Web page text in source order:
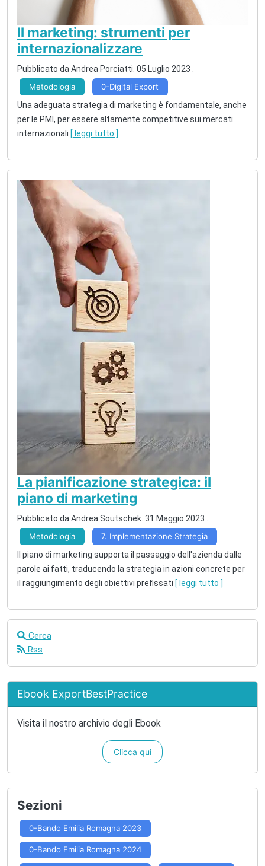
Il marketing: strumenti per
internazionalizzare
Pubblicato da Andrea Porciatti 05 Luglio 2023
Metodologia
0-Digital Export
Una adeguata strategia di marketing è fondamentale, anche
per le PMI, per essere altamente competitive sui mercati
internazionali [ leggi tutto ]
La pianificazione strategica: il
piano di marketing
Pubblicato da Andrea Soutschek 31 Maggio 2023
Metodologia
7. Implementazione Strategia
Il piano di marketing supporta il passaggio dell'azienda dalle
parole ai fatti, traducendo la strategia in azioni concrete per
il raggiungimento degli obiettivi prefissati [ leggi tutto ]
Cerca
Rss
Ebook ExportBestPractice
Visita il nostro archivio degli Ebook
Clicca qui
Sezioni
0-Bando Emilia Romagna 2023
0-Bando Emilia Romagna 2024